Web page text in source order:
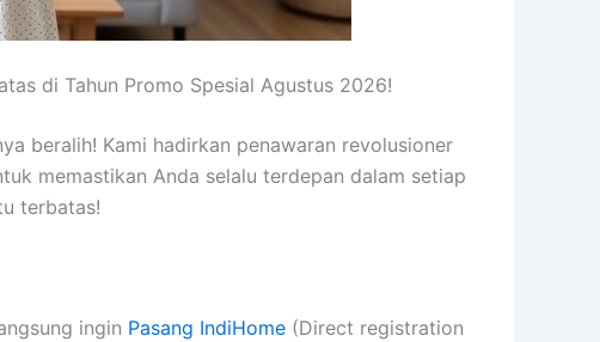
di Tahun Promo Spesial Agustus 2026!
beralih! Kami hadirkan penawaran revolusioner
memastikan Anda selalu terdepan dalam setiap
terbatas!
ingin Pasang IndiHome (Direct registration